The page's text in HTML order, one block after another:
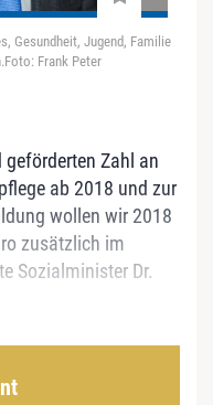
Gesundheit, Jugend, Familie
Frank Peter
Zahl an
ab 2018 und zur
wollen wir 2018
zusätzlich im
Sozialminister Dr.